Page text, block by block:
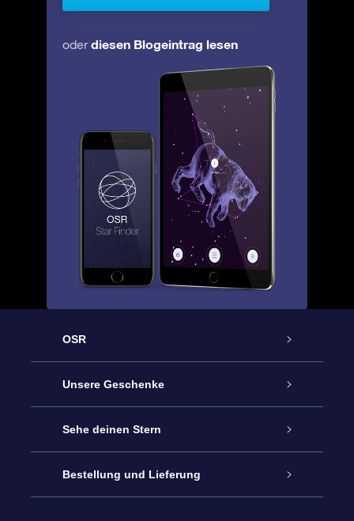
oderdiesen Blogeintrag lesen
OSR
Service
Kontakt
Blog
Unsere Geschenke
Sterne schenken
OSR-Geschenkpaket
Sehe deinen Stern
Sternregister
Bestellung und Lieferung